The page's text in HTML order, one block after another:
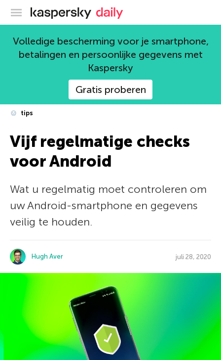
Kaspersky official blog
Volledige bescherming voor je smartphone,
betalingen en persoonlijke gegevens met
Kaspersky
Gratis proberen
tips
Vijf regelmatige checks
voor Android
Wat u regelmatig moet controleren om
uw Android-smartphone en gegevens
veilig te houden.
Hugh Aver juli 28, 2020